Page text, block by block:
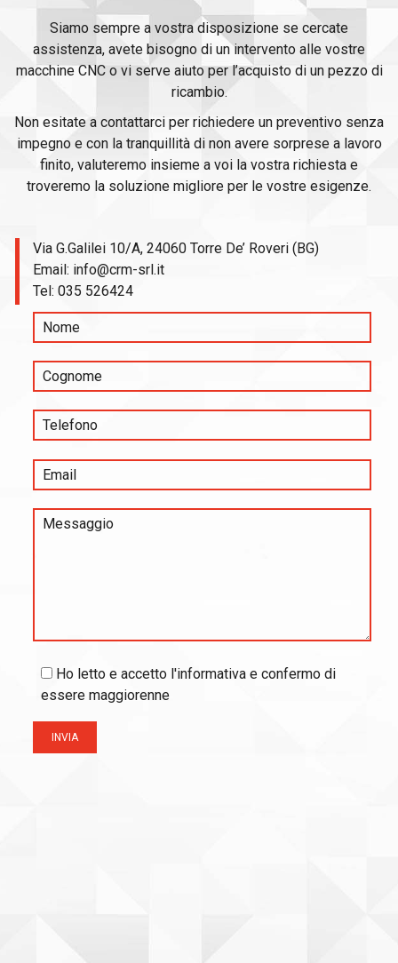
Siamo sempre a vostra disposizione se cercate
assistenza, avete bisogno di un intervento alle vostre
macchine CNC o vi serve aiuto per l’acquisto di un pezzo di
ricambio.
Non esitate a contattarci per richiedere un preventivo senza
impegno e con la tranquillità di non avere sorprese a lavoro
finito, valuteremo insieme a voi la vostra richiesta e
troveremo la soluzione migliore per le vostre esigenze.
Via G.Galilei 10/A, 24060 Torre De’ Roveri (BG)
Email: info@crm-srl.it
Tel:035 526424
Ho letto e accetto l'informativa e confermo di
essere maggiorenne